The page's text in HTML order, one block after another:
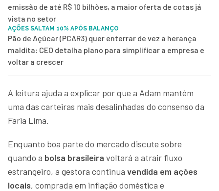
emissão de até R$ 10 bilhões, a maior oferta de cotas já
vista no setor
AÇÕES SALTAM 10% APÓS BALANÇO
Pão de Açúcar (PCAR3) quer enterrar de vez a herança
maldita: CEO detalha plano para simplificar a empresa e
voltar a crescer
A leitura ajuda a explicar por que a Adam mantém
uma das carteiras mais desalinhadas do consenso da
Faria Lima.
Enquanto boa parte do mercado discute sobre
quando a bolsa brasileira voltará a atrair fluxo
estrangeiro, a gestora continua vendida em ações
locais, comprada em inflação doméstica e